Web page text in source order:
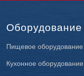
Оборудование
Пищевое оборудование
Кухонное оборудование